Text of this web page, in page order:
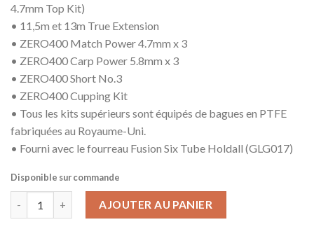
4.7mm Top Kit)
• 11,5m et 13m True Extension
• ZERO400 Match Power 4.7mm x 3
• ZERO400 Carp Power 5.8mm x 3
• ZERO400 Short No.3
• ZERO400 Cupping Kit
• Tous les kits supérieurs sont équipés de bagues en PTFE
fabriquées au Royaume-Uni.
• Fourni avec le fourreau Fusion Six Tube Holdall (GLG017)
Disponible sur commande
AJOUTER AU PANIER